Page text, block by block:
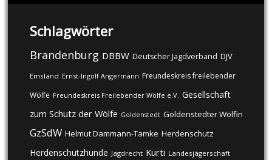
Schlagwörter
Brandenburg DBBW Deutscher Jagdverband DJV
Emsland Ernst-Ingolf Angermann Freundeskreis freilebender
Wölfe Freundeskreis Freilebender Wölfe e.V. Gesellschaft
zum Schutz der Wölfe Goldenstedt Goldenstedter Wölfin
GzSdW Helmut Dammann-Tamke Herdenschutz
Herdenschutzhunde Jagdrecht Kurti Landesjägerschaft